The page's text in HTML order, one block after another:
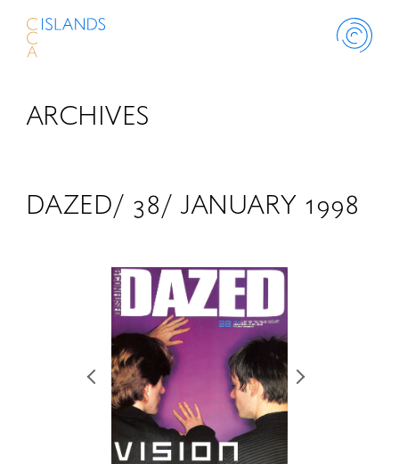
ABOUT
SCHOLARSHIP
コンサート
ARCHIVES
DAZED/ 38/ JANUARY 1998